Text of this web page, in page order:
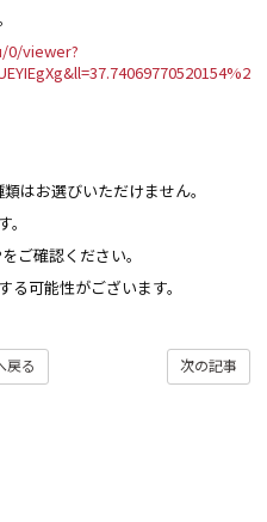
0/viewer?
はお選びいただけません。
ご確認ください。
る可能性がございます。
次の記事
戻る